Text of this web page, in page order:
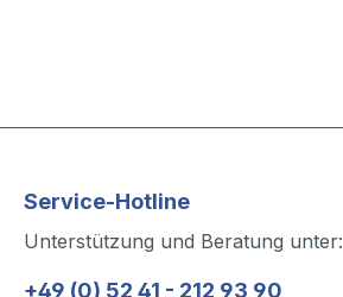
Service-Hotline
Unterstützung und Beratung unter:
+49 (0) 52 41 - 212 93 90